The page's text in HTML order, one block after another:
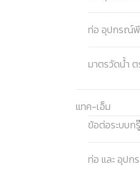
ท่อ อุปกรณ์พี
มาตรวัดน้ำ ต
แทค-เอ็ม
ข้อต่อระบบก
ท่อ และ อุปก